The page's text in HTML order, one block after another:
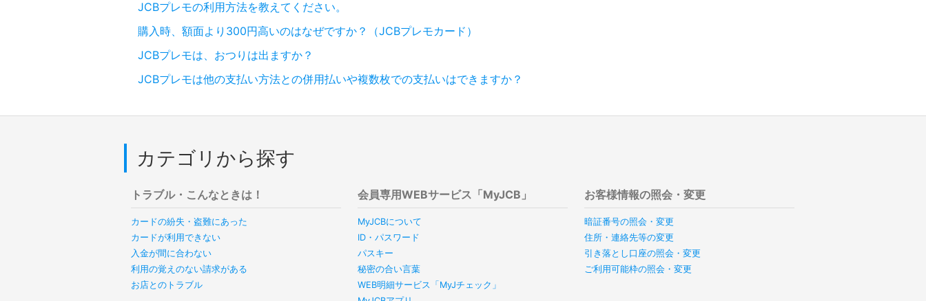
JCBプレモの利用方法を教えてください。
購入時、額面より300円高いのはなぜですか？（JCBプレモカード）
JCBプレモは、おつりは出ますか？
JCBプレモは他の支払い方法との併用払いや複数枚での支払いはできますか？
カテゴリから探す
トラブル・こんなときは！
カードの紛失・盗難にあった
カードが利用できない
入金が間に合わない
利用の覚えのない請求がある
お店とのトラブル
会員専用WEBサービス「MyJCB」
MyJCBについて
ID・パスワード
パスキー
秘密の合い言葉
WEB明細サービス「MyJチェック」
お客様情報の照会・変更
暗証番号の照会・変更
住所・連絡先等の変更
引き落とし口座の照会・変更
ご利用可能枠の照会・変更